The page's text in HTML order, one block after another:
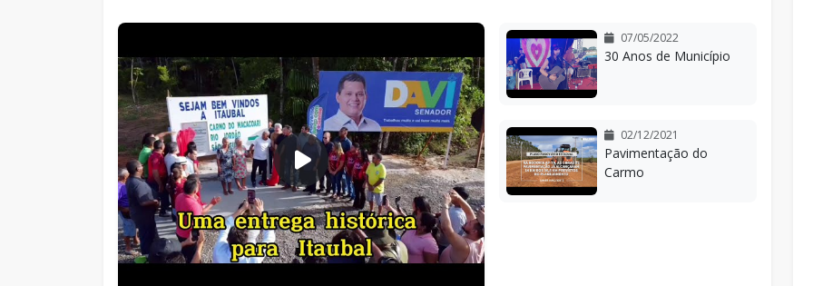
07/05/2022
30 Anos de Município
02/12/2021
Pavimentação do
Carmo